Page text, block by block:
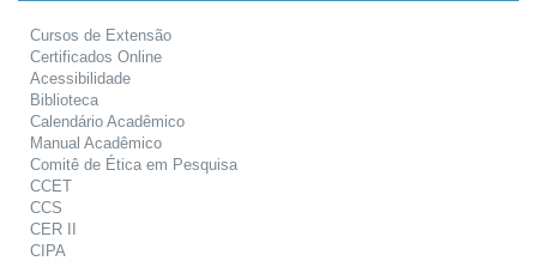
Cursos de Extensão
Certificados Online
Acessibilidade
Biblioteca
Calendário Acadêmico
Manual Acadêmico
Comitê de Ética em Pesquisa
CCET
CCS
CER II
CIPA